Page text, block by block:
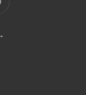
интерфейс
подключать и
к
панели